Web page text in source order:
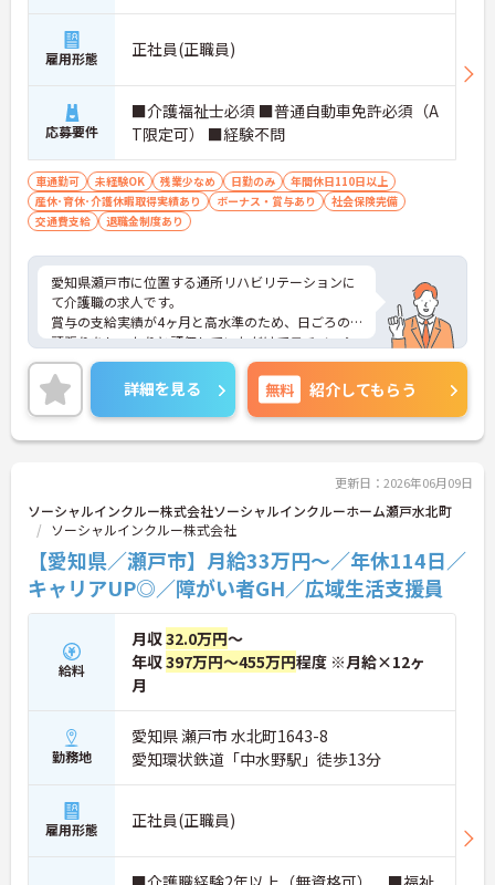
雇用形態 正社員(正職員)
応募要件
■介護福祉士必須 ■普通自動車免許必須（A
T限定可） ■経験不問
車通勤可 未経験OK 残業少なめ 日勤のみ
年間休日110日以上
産休･育休･介護休暇取得実績あり
ボーナス・賞与あり
社会保険完備
交通費支給
退職金制度あり
愛知県瀬戸市に位置する通所リハビリテーションに
て介護職の求人です。
賞与の支給実績が4ヶ月と高水準のため、日ごろの
頑張りをしっかりと評価していただけてモチベーシ
ョンアップに繋がりますね。日祝固定休みで年間休
日は118日あり、さらに残業も月10時間程度と少な
めですので、ご家庭や趣味などプライベートの時間
も充実させることができます。
ご経験のない方も応募可能です◎ ご興味のある方
詳細を見る 無料 紹介してもらう
更新日：2026年06月09日
ソーシャルインクルー株式会社ソーシャルインクルーホーム瀬戸水北町
ソーシャルインクルー株式会社
【愛知県／瀬戸市】月給33万円～／年休114日／
キャリアUP◎／障がい者GH／広域生活支援員
給料
月収32.0万円～
年収397万円～455万円程度 ※月給×12ヶ
月
勤務地
愛知県 瀬戸市 水北町1643-8
愛知環状鉄道「中水野駅」徒歩13分
雇用形態 正社員(正職員)